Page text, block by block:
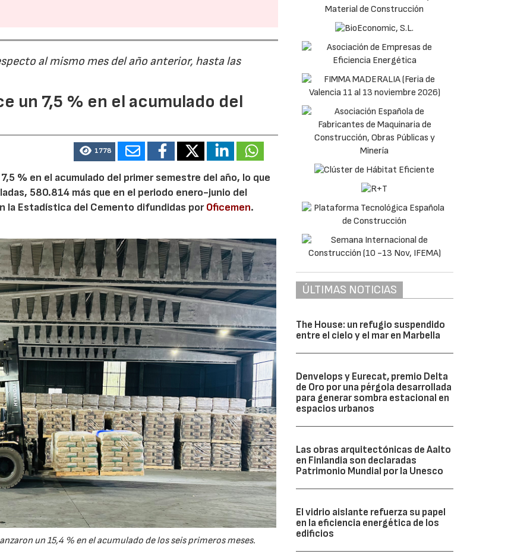
al mismo mes del año anterior, hasta las
un 7,5 % en el acumulado del
1778
% en el acumulado del primer semestre del año, lo que
580.814 más que en el periodo enero-junio del
la Estadística del Cemento difundidas porOficemen.
un 15,4 % en el acumulado de los seis primeros meses.
ÚLTIMAS NOTICIAS
The House: un refugio suspendido
entre el cielo y el mar en Marbella
Denvelops y Eurecat, premio Delta
de Oro por una pérgola desarrollada
para generar sombra estacional en
espacios urbanos
Las obras arquitectónicas de Aalto
en Finlandia son declaradas
Patrimonio Mundial por la Unesco
El vidrio aislante refuerza su papel
en la eficiencia energética de los
edificios